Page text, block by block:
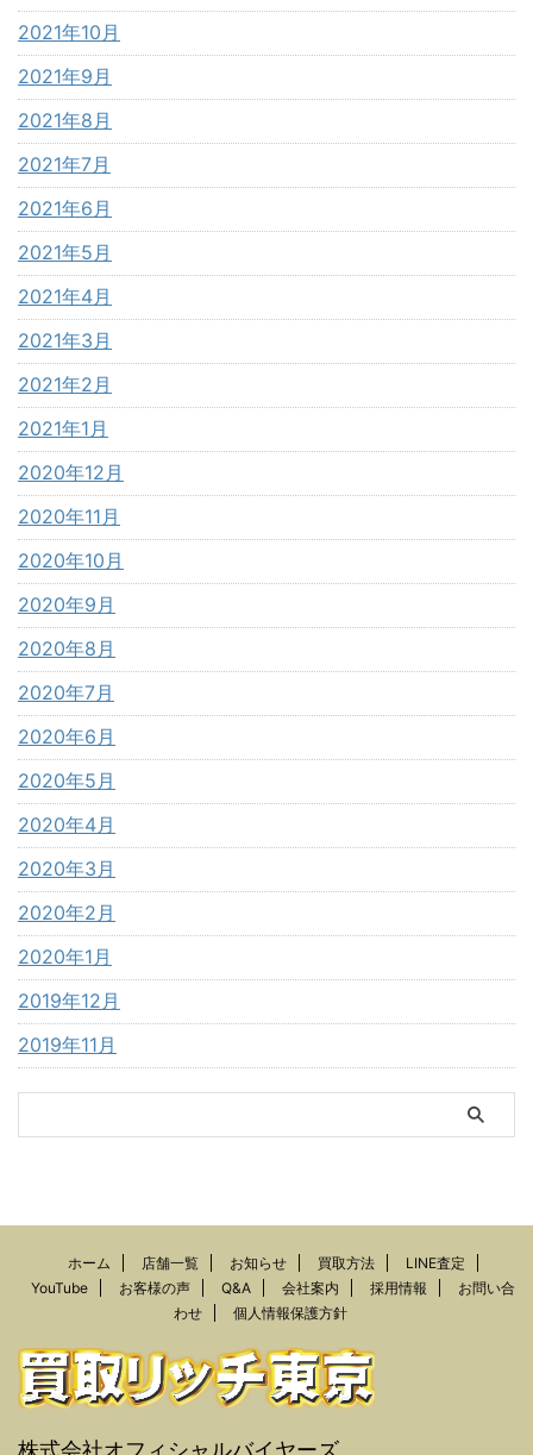
2021年10月
2021年9月
2021年8月
2021年7月
2021年6月
2021年5月
2021年4月
2021年3月
2021年2月
2021年1月
2020年12月
2020年11月
2020年10月
2020年9月
2020年8月
2020年7月
2020年6月
2020年5月
2020年4月
2020年3月
2020年2月
2020年1月
2019年12月
2019年11月
ホーム 店舗一覧 お知らせ 買取方法
LINE査定
YouTube
お客様の声 Q&A 会社案内 採用情報
お問い合
わせ
個人情報保護方針
株式会社オフィシャルバイヤーズ